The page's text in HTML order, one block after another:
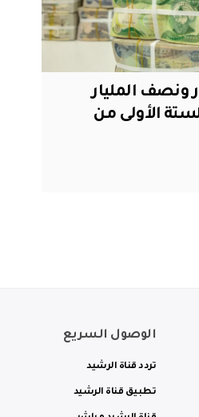
ونصف المليار
الأولى من
الوصول السريع
تردد قناة الرشيد
تطبيق قناة الرشيد